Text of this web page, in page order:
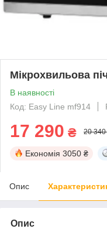
Мікрохвильова
В наявності
Код: Easy Line mf914
17 290 ₴ 20 340
Економія 3050 ₴
Опис
Опис